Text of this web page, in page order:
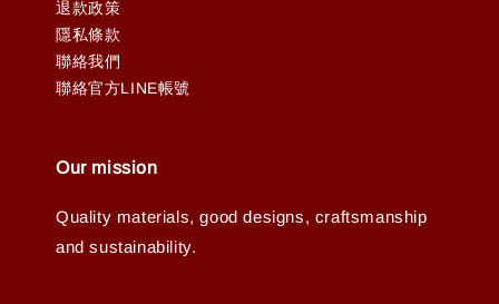
退款政策
隱私條款
聯絡我們
聯絡官方LINE帳號
Our mission
Quality materials, good designs, craftsmanship
and sustainability.